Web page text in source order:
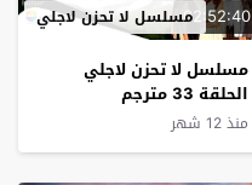
02:52:40مسلسل لا تحزن لاجلي
مسلسل لا تحزن لاجلي
الحلقة 33 مترجم
منذ 12 شهر